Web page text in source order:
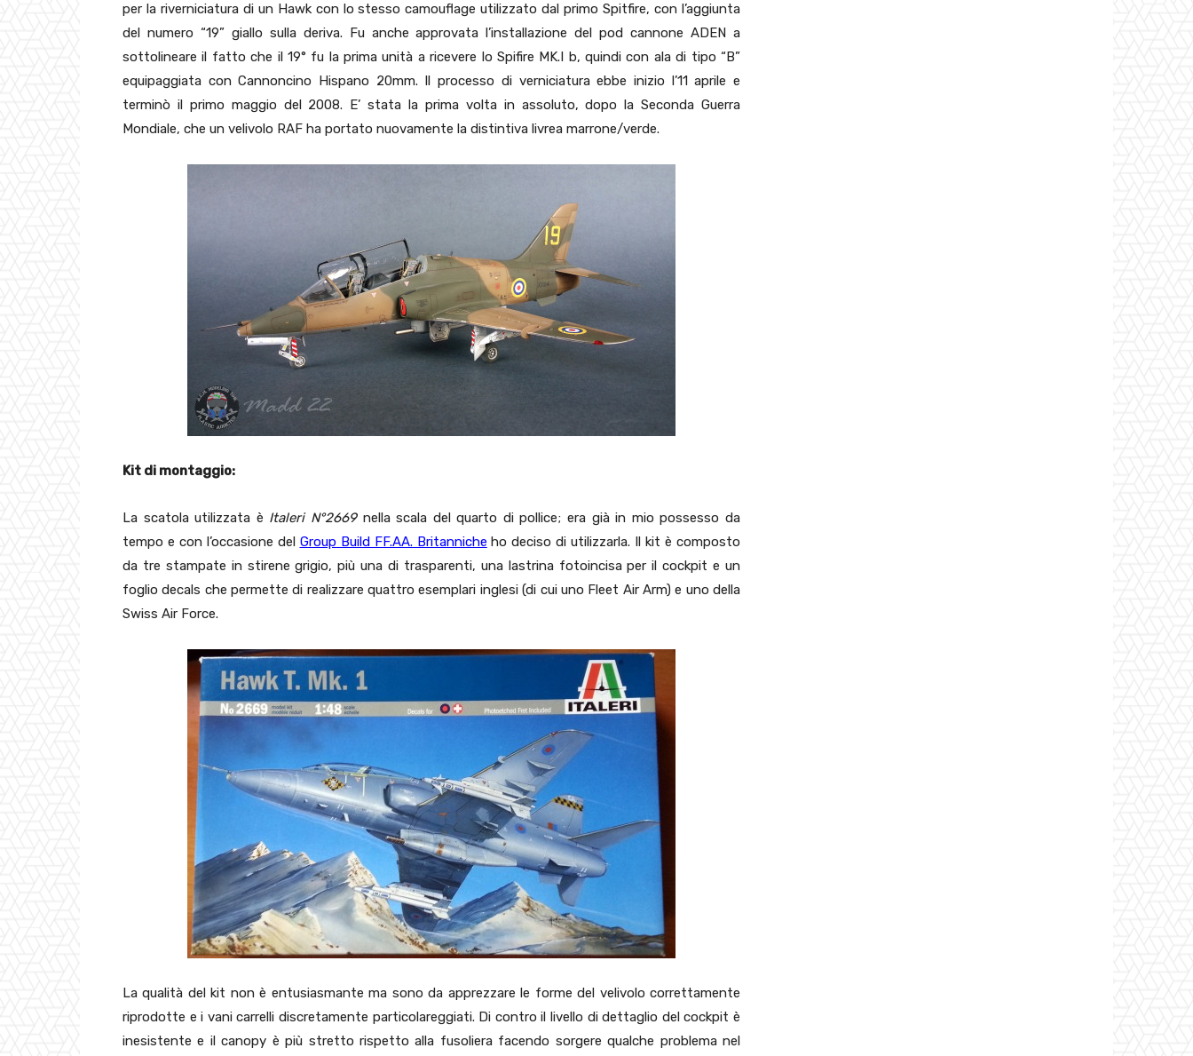
per la riverniciatura di un Hawk con lo stesso camouflage utilizzato dal primo Spitfire, con l’aggiunta
del numero “19” giallo sulla deriva. Fu anche approvata l’installazione del pod cannone ADEN a
sottolineare il fatto che il 19° fu la prima unità a ricevere lo Spifire MK.I b, quindi con ala di tipo “B”
equipaggiata con Cannoncino Hispano 20mm. Il processo di verniciatura ebbe inizio l’11 aprile e
terminò il primo maggio del 2008. E’ stata la prima volta in assoluto, dopo la Seconda Guerra
Mondiale, che un velivolo RAF ha portato nuovamente la distintiva livrea marrone/verde.
Kit di montaggio:
La scatola utilizzata è Italeri N°2669nella scala del quarto di pollice; era già in mio possesso da
tempo e con l’occasione del Group Build FF.AA. Britanniche ho deciso di utilizzarla. Il kit è composto
da tre stampate in stirene grigio, più una di trasparenti, una lastrina fotoincisa per il cockpit e un
foglio decals che permette di realizzare quattro esemplari inglesi (di cui uno Fleet Air Arm) e uno della
Swiss Air Force.
La qualità del kit non è entusiasmante ma sono da apprezzare le forme del velivolo correttamente
riprodotte e i vani carrelli discretamente particolareggiati. Di contro il livello di dettaglio del cockpit è
inesistente e il canopy è più stretto rispetto alla fusoliera facendo sorgere qualche problema nel